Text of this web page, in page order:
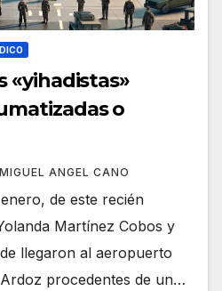
«yihadistas»
o
MIGUEL ANGEL CANO
de este recién
Martínez Cobos y
llegaron al aeropuerto
procedentes de un…